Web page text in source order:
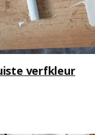
verfkleur